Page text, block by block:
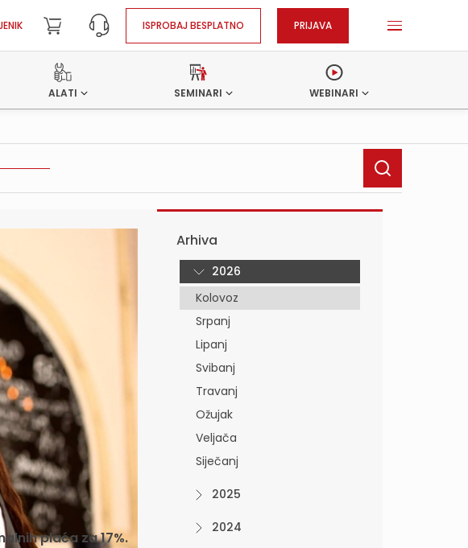
ISPROBAJ BESPLATNO PRIJAVA
ALATI SEMINARI WEBINARI
plaća za 17%.
Arhiva
2026
Kolovoz
Srpanj
Lipanj
Svibanj
Travanj
Ožujak
Veljača
Siječanj
2025
2024